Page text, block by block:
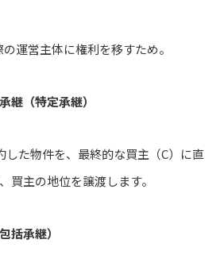
運営主体に権利を移すため。
（特定承継）
した物件を、最終的な買主（C）に直
買主の地位を譲渡します。
括承継）